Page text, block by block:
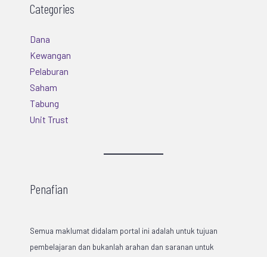
Categories
Dana
Kewangan
Pelaburan
Saham
Tabung
Unit Trust
Penafian
Semua maklumat didalam portal ini adalah untuk tujuan
pembelajaran dan bukanlah arahan dan saranan untuk